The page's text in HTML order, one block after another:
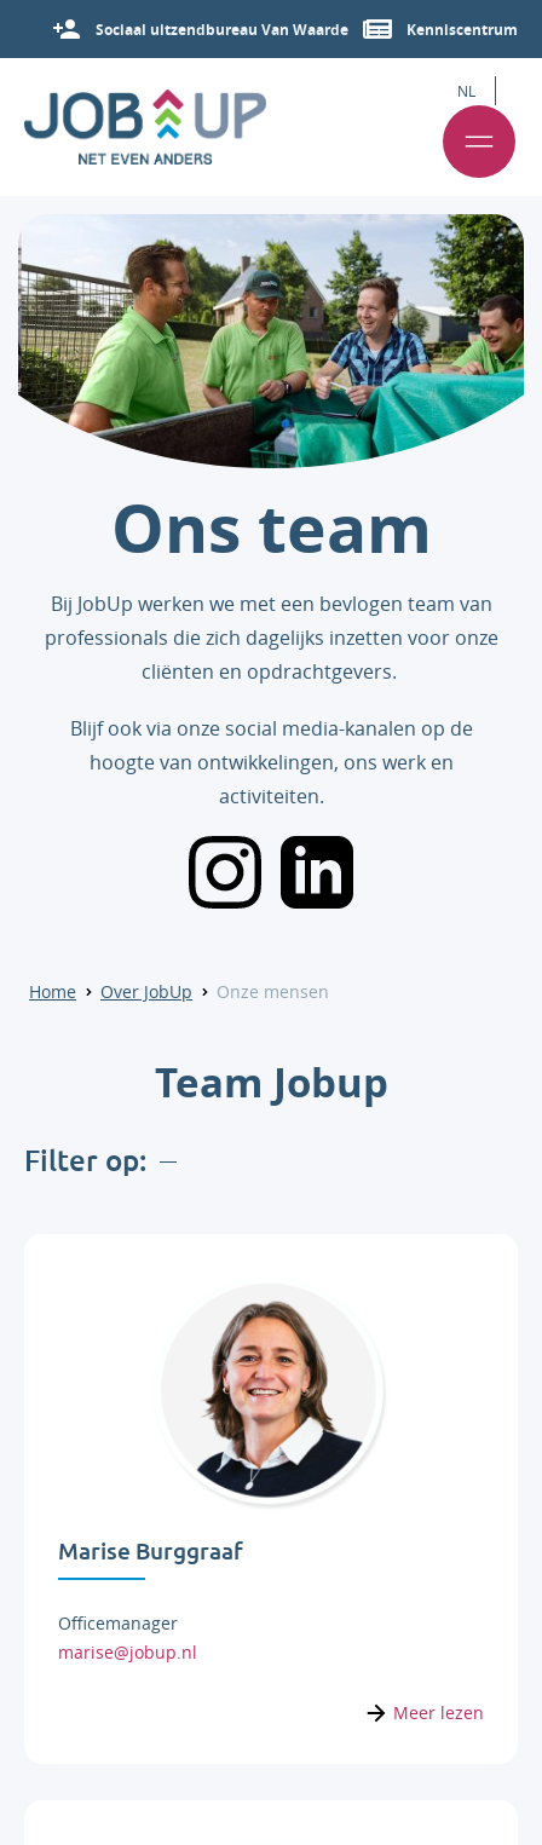
Sociaal uitzendbureau Van Waarde Kenniscentrum
NL
Ons team
Bij JobUp werken we met een bevlogen team van
professionals die zich dagelijks inzetten voor onze
cliënten en opdrachtgevers.
Blijf ook via onze social media-kanalen op de
hoogte van ontwikkelingen, ons werk en
activiteiten.
Home Over JobUp Onze mensen
Team Jobup
Filter op:
Marise Burggraaf
Officemanager
marise@jobup.nl
Meer lezen